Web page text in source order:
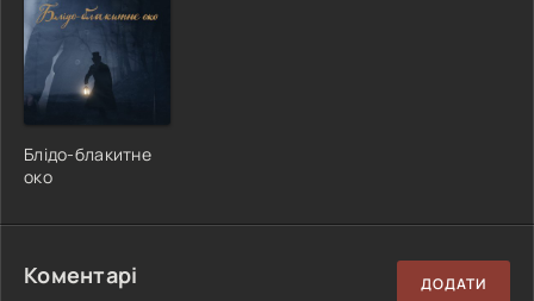
Блідо-блакитне
око
Коментарі ДОДАТИ